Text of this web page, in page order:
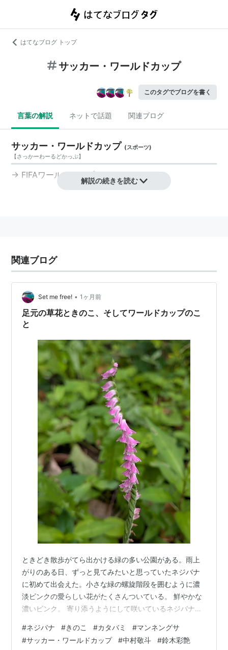
はてなブログ トップ
サッカー・ワールドカップ
このタグでブログを書く
言葉の解説 ネットで話題 関連ブログ
サッカー・ワールドカップ (スポーツ)
【さっかーわーるどかっぷ】
→ FIFAワールドカップ
解説の続きを読む
関連ブログ
Set me free! • 1ヶ月前
足元の草花ときのこ、そしてワールドカップのこ
と
ときどき散歩がてら出かける緑の多い公園がある。雨上
がりのある日、ずっと見てみたいと思っていたネジバナ
に初めて出会えた。小さな緑の螺旋階段を囲むように濃
淡ピンクの愛らしい花がたくさんついている。 鮮やかな
濃いピンク。 寄り添うようにして咲いているネジバナが
ちに。そのほとんどは毒きのこっぽい。 ツルタケ。 こち
らはgoogle lensが複数候補を挙げるので迷ったが、おそ
#ネジバナ #きのこ #カタバミ #マンネングサ
#サッカー・ワールドカップ #中村敬斗 #鈴木彩艶